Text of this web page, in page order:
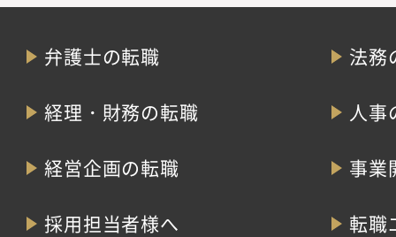
弁護士の転職 法務
経理・財務の転職 人事
経営企画の転職 事業
採用担当者様へ 転職